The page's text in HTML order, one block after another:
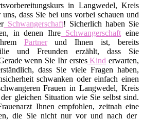
in Langwedel, Kreis
dass Sie bei uns vorbei schauen und
Schwangerschaft! Sicherlich haben Sie
in denen Ihre Schwangerschaft eine
Partnerund Ihnen ist, bereits
und Freunden erzählt, dass Sie
wenn Sie Ihr erstesKind erwarten,
dass Sie viele Fragen haben,
schwanken oder einfach einen
Frauen in Langwedel, Kreis
gleichen Situation wie Sie selbst sind.
Ihnen empfohlen, zeitnah eine
die Sie nicht nur vor und nach der